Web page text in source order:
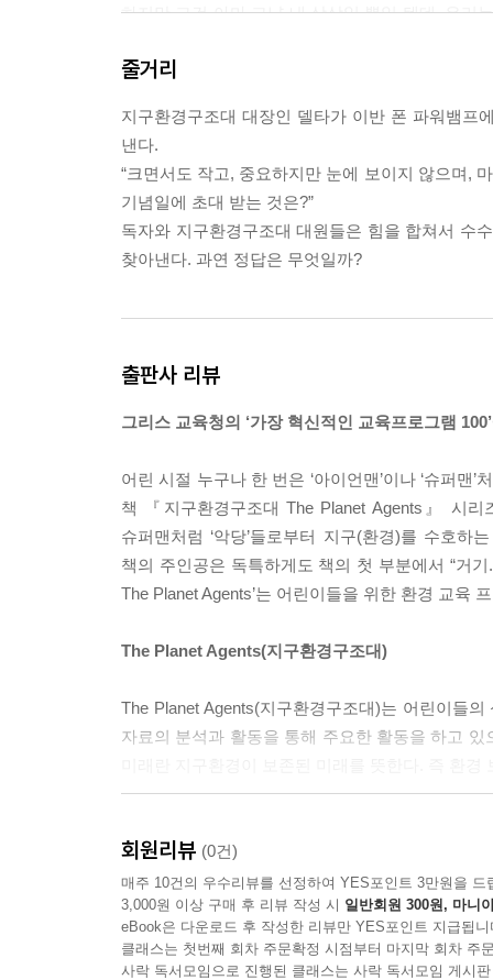
하지만 그건 아마 그냥 내 상상일 뿐일 텐데, 우리
들로 보내는 걸 재미있어 한다고 말한다. 하지만
플라스틱 쓰레기는 자연에서 아주 작은 조각들*
리는 그 동물들을 먹는거야. 그리고 옷은 어떨까?
틱으로 만들어진다는 걸 알고 있었니? 당연하게
때마다 물에 먼지가 퍼지는 것처럼 미세플라스틱
--- p. 35
포세이돈 같은 위대한 세계 지도자들, 트로이 전
상을 구하는 것보다 세상을 파괴하는 것이 훨씬
부인하지 않기를 아직 기다리는데……. 딸아?
--- p. 66
줄거리
지구환경구조대 대장인 델타가 이반 폰 파워뱀프
낸다.
“크면서도 작고, 중요하지만 눈에 보이지 않으며,
기념일에 초대 받는 것은?”
독자와 지구환경구조대 대원들은 힘을 합쳐서 수
찾아낸다. 과연 정답은 무엇일까?
출판사 리뷰
그리스 교육청의 ‘가장 혁신적인 교육프로그램
어린 시절 누구나 한 번은 ‘아이언맨’이나 ‘슈퍼맨
책 『지구환경구조대 The Planet Agents』 시
슈퍼맨처럼 ‘악당’들로부터 지구(환경)를 수호
책의 주인공은 독특하게도 책의 첫 부분에서 “거
The Planet Agents’는 어린이들을 위한 환경 교육
The Planet Agents(지구환경구조대)
The Planet Agents(지구환경구조대)는 어린이들
자료의 분석과 활동을 통해 주요한 활동을 하고
있다. 2013년 그리스 교육청은 The Planet
하나로 선정했다. 이 단체를 만든 사람이 바로
보여주고, 그것을 지키기 위해서 어떤 노력을 해야
플라스틱 ‘괴물’의 공격을 막아라
회원리뷰 (0건)
매주 10건의 우수리뷰를 선정하여 YES포인트 3만원을 드
3,000원 이상 구매 후 리뷰 작성 시 일반회원 300원, 마니
eBook은 다운로드 후 작성한 리뷰만 YES포인트 지급됩니
클래스는 첫번째 회차 주문확정 시점부터 마지막 회차 주
사락 독서모임으로 진행된 클래스는 사락 독서모임 게시